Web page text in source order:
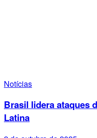
Notícias
Brasil lidera ataques
Latina